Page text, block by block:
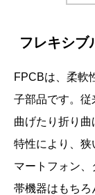
フレキシブ
FPCBは、柔軟
子部品です。従
曲げたり折り
特性により、狭
マートフォン
帯機器はもち